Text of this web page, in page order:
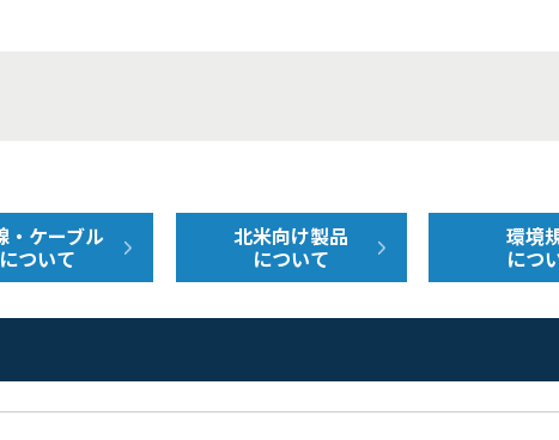
・ケーブル
について
北米向け製品
について
環境
につ